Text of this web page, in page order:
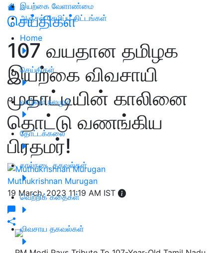
இயற்கை வேளாண்மை
அஞ்சல் சேமிப்பு திட்டங்கள்
Home
செய்திகள்
வாழ்வும் நலமும்
தோட்டக்கலை
கால்நடை தகவல்கள்
வெற்றிக் கதைகள்
விவசாய தகவல்கள்
செய்திகள்
107 வயதான தமிழக
இயற்கை விவசாயி
மூதாட்டியின் காலினை
தொட்டு வணங்கிய
பிரதமர்!
Muthukrishnan Murugan
19 March, 2023 11:19 AM IST